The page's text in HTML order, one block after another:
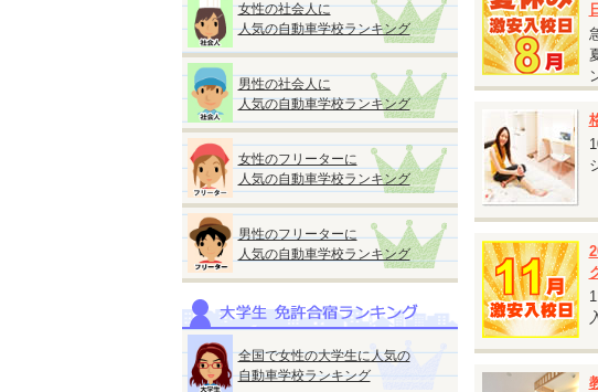
女性の社会人に
人気の自動車学校ランキング
男性の社会人に
人気の自動車学校ランキング
女性のフリーターに
人気の自動車学校ランキング
男性のフリーターに
人気の自動車学校ランキング
全国で女性の大学生に人気の
自動車学校ランキング
◆鳥取県 東雲学
『鳥取砂丘へ行
●対象入校日：9
■校内寮ツイン
AT車 税込
■校内寮シングル
AT車 税込
★シングルは、2
ス）。あらかじめ
MT車をご希望の
普通二輪免許を
※保証内容・往復
※2人部屋または4
い。